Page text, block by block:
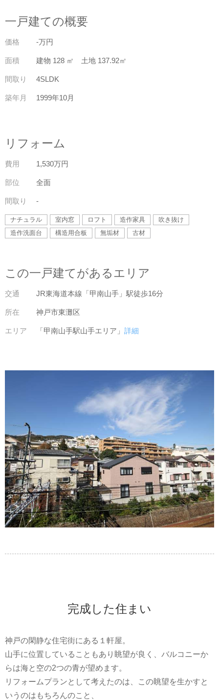
一戸建ての概要
価格 -万円
面積 建物 128 ㎡ 土地 137.92㎡
間取り 4SLDK
築年月 1999年10月
リフォーム
費用 1,530万円
部位 全面
間取り -
ナチュラル 室内窓 ロフト 造作家具
吹き抜け
造作洗面台
構造用合板 無垢材 古材
この一戸建てがあるエリア
交通 JR東海道本線「甲南山手」駅徒歩16分
所在 神戸市東灘区
エリア 「甲南山手駅山手エリア」詳細
完成した住まい
神戸の閑静な住宅街にある１軒屋。
山手に位置していることもあり眺望が良く、バルコニーか
らは海と空の2つの青が望めます。
リフォームプランとして考えたのは、この眺望を生かすと
いうのはもちろんのこと、